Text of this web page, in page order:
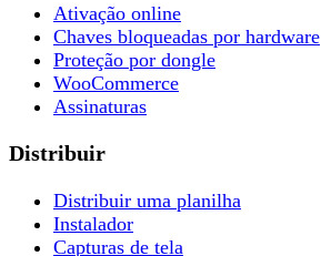
Ativação online
Chaves bloqueadas por hardware
Proteção por dongle
WooCommerce
Assinaturas
Distribuir
Distribuir uma planilha
Instalador
Capturas de tela